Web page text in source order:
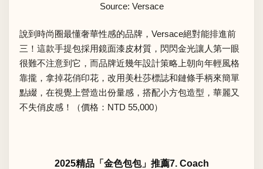
Source: Versace
說到時尚圈最懂奢華性感的品牌，Versace絕對能排進前
三！這款手提包採用鏡面漆皮材質，閃閃金光讓人第一眼
很難不注意到它，而品牌近幾年設計策略上朝向年輕風格
靠攏，拿掉花俏印花，改用美杜莎標誌和鏈條手柄來簡單
點綴，在視覺上營造出份量感，搭配小方包造型，華麗又
不失俏皮感！（價格：NTD 55,000）
2025精品「金色包包」推薦7. Coach